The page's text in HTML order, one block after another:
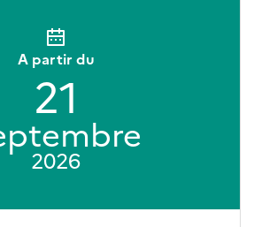
A partir du
21
2026